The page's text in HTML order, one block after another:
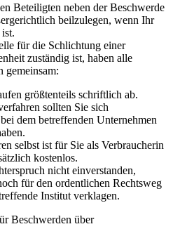
Beteiligten neben der Beschwerde
beilzulegen, wenn Ihr
für die Schlichtung einer
zuständig ist, haben alle
gemeinsam:
größtenteils schriftlich ab.
sollten Sie sich
dem betreffenden Unternehmen
selbst ist für Sie als Verbraucherin
kostenlos.
nicht einverstanden,
für den ordentlichen Rechtsweg
Institut verklagen.
Beschwerden über